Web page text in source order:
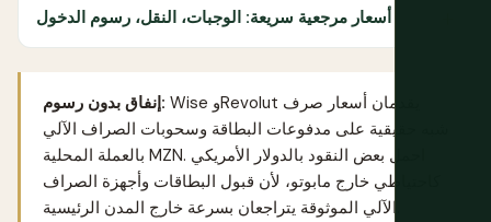
أسعار مرجعية سريعة: الوجبات، النقل، رسوم الدخول
إنفاق بدون رسوم: Wise وRevolut
شبه حقيقية على مدفوعات البطاقة وسحوبات الصراف الآلي
بالعملة المحلية MZN. احمل بعض النقود بالدولار الأمريكي
كاحتياطي خارج مابوتو، لأن قبول البطاقات وأجهزة الصراف